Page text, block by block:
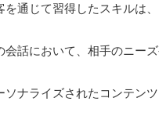
を通じて習得したスキルは
会話において、相手のニー
ソナライズされたコンテン